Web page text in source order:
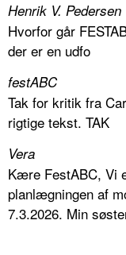
Henrik V. Pedersen
Hvorfor går
der er en udfo
festABC
Tak for kritik fra
rigtige tekst. TAK
Vera
Kære FestABC, Vi
planlægningen af
7.3.2026. Min